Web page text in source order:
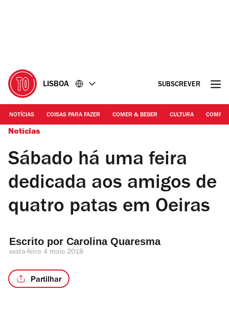
LISBOA SUBSCREVER
NOTÍCIAS COISAS PARA FAZER COMER & BEBER CULTURA
Notícias
Sábado há uma feira
dedicada aos amigos de
quatro patas em Oeiras
Escrito por Carolina Quaresma
sexta-feira 4 maio 2018
Partilhar